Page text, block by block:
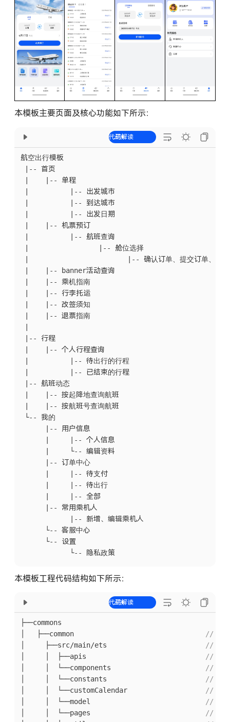
本模板主要页面及核心功能如下所示：
航空出行模板
|-- 首页
|    |-- 单程
|          |-- 出发城市
|          |-- 到达城市
|          |-- 出发日期
|    |-- 机票预订
|          |-- 航班查询
|                 |-- 舱位选择
|                        |-- 确认订单、提交订单、支付
|    |-- banner活动查询
|    |-- 乘机指南
|    |-- 行李托运
|    |-- 改签须知
|    |-- 退票指南
|
|-- 行程
|    |-- 个人行程查询
|          |-- 待出行的行程
|          |-- 已结束的行程
|-- 航班动态
|    |-- 按起降地查询航班
|    |-- 按航班号查询航班
└-- 我的
      |-- 用户信息
      |     |-- 个人信息
      |     └-- 编辑资料
      |-- 订单中心
      |     |-- 待支付
      |     |-- 待出行
      |     |-- 全部
      |-- 常用乘机人
            |-- 新增、编辑乘机人
      └-- 客服中心
      └-- 设置
本模板工程代码结构如下所示：
├──commons
│   ├──common
// 公
│     ├──src/main/ets
// 基
│     │  ├──apis
// 云
│     │  └──components
// 公
│     │  └──constants
// 公
│     │  └──customCalendar
// 自定
│     │  └──model
// 数
│     │  └──pages
// 共